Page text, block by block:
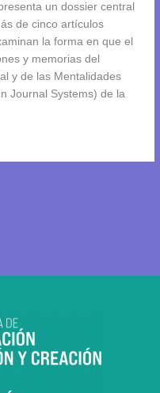
un dossier central
de cinco artículos
la forma en que el
y memorias del
y de las Mentalidades
Journal Systems) de la